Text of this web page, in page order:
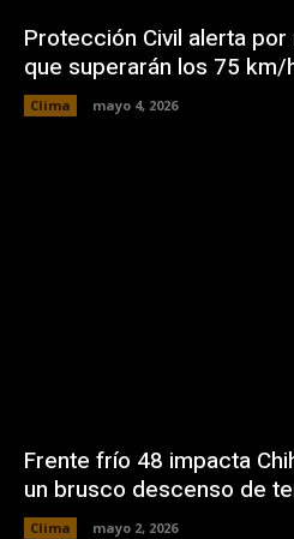
Protección Civil alerta
que superarán los 75 km/
Clima mayo 4, 2026
Frente frío 48 impacta
un brusco descenso de
Clima mayo 2, 2026